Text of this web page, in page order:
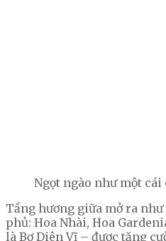
Ngọt ngào như một
Tầng hương giữa mở ra
phủ: Hoa Nhài, Hoa
là Bơ Diên Vĩ – được tăng